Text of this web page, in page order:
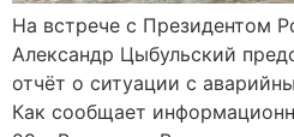
На встрече с Президентом
Александр Цыбульский
отчёт о ситуации с
Как сообщает